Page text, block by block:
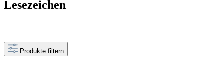
Lesezeichen
Produkte filtern